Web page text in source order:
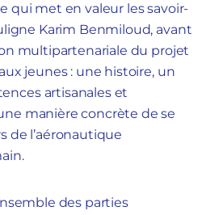
qui met en valeur les savoir-
Karim Benmiloud, avant
multipartenariale du projet
jeunes : une histoire, un
artisanales et
manière concrète de se
de l’aéronautique
des parties